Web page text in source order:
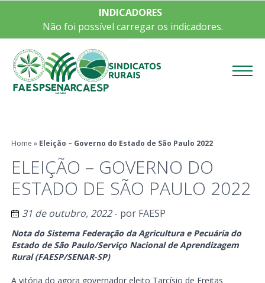
INDICADORES
Não foi possível carregar os indicadores.
Home » Eleição – Governo do Estado de São Paulo 2022
ELEIÇÃO – GOVERNO DO
ESTADO DE SÃO PAULO 2022
31 de outubro, 2022- por FAESP
Nota do Sistema Federação da Agricultura e Pecuária do
Estado de São Paulo/Serviço Nacional de Aprendizagem
Rural (FAESP/SENAR-SP)
A vitória do agora governador eleito Tarcísio de Freitas